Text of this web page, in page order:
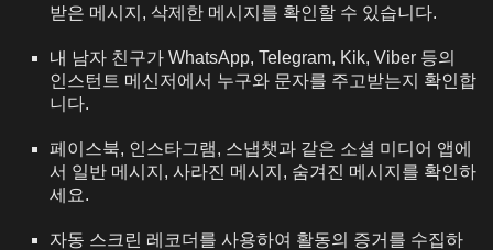
받은 메시지, 삭제한 메시지를 확인할 수 있습니다.
내 남자 친구가 WhatsApp, Telegram, Kik, Viber 등의
인스턴트 메신저에서 누구와 문자를 주고받는지 확인합
니다.
페이스북, 인스타그램, 스냅챗과 같은 소셜 미디어 앱에
서 일반 메시지, 사라진 메시지, 숨겨진 메시지를 확인하
세요.
자동 스크린 레코더를 사용하여 활동의 증거를 수집하